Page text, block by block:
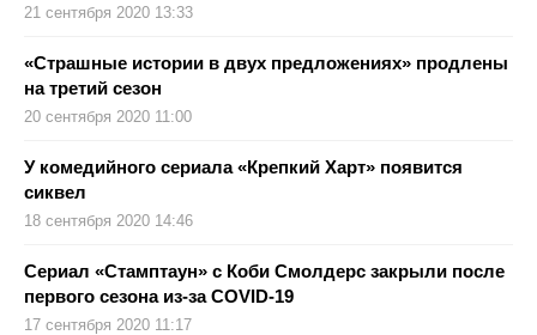
21 сентября 2020 13:33
«Страшные истории в двух предложениях» продлены
на третий сезон
20 сентября 2020 11:00
У комедийного сериала «Крепкий Харт» появится
сиквел
18 сентября 2020 14:46
Сериал «Стамптаун» с Коби Смолдерс закрыли после
первого сезона из-за COVID-19
17 сентября 2020 11:17